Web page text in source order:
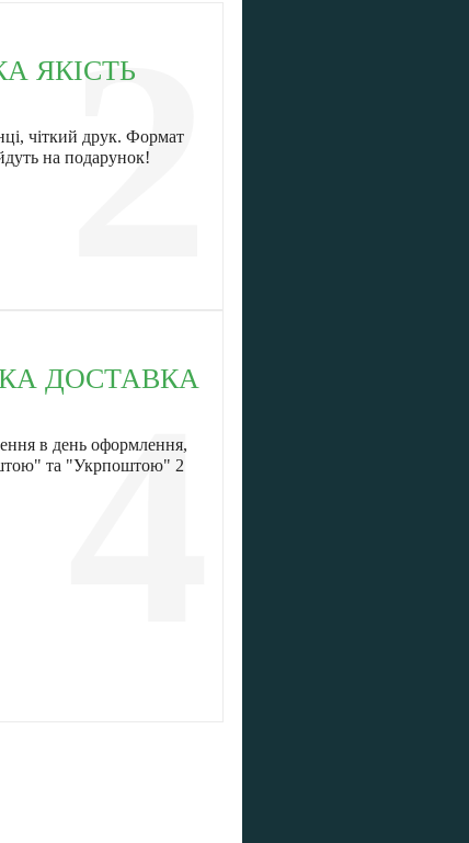
2
ЯКІСТЬ
чіткий друк. Формат
на подарунок!
4
ДОСТАВКА
в день оформлення,
та "Укрпоштою" 2